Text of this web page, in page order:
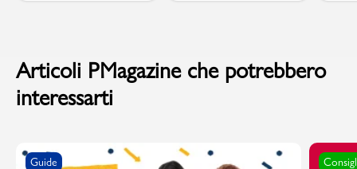
Articoli PMagazine che potrebbero
interessarti
Guide